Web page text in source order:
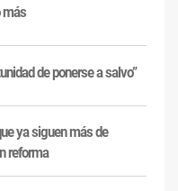
más
de ponerse a salvo”
ya siguen más de
reforma